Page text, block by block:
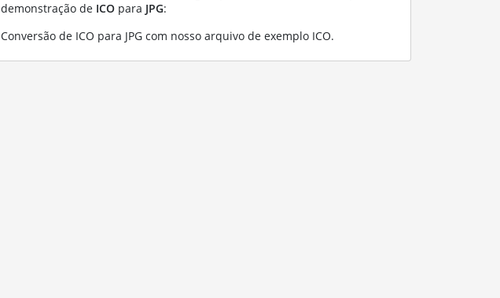
demonstração de ICO para JPG:
Conversão de ICO para JPG com nosso arquivo de exemplo ICO.